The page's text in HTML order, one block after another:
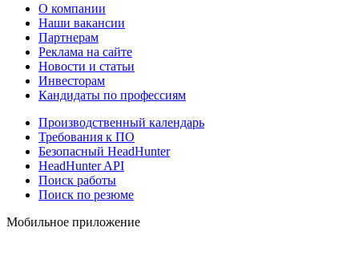
О компании
Наши вакансии
Партнерам
Реклама на сайте
Новости и статьи
Инвесторам
Кандидаты по профессиям
Производственный календарь
Требования к ПО
Безопасный HeadHunter
HeadHunter API
Поиск работы
Поиск по резюме
Мобильное приложение